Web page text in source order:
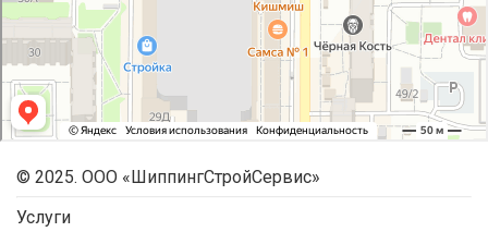
© 2025. ООО «ШиппингСтройСервис»
Услуги